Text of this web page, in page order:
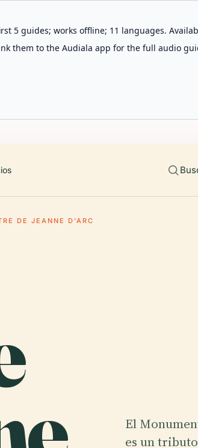
5 guides; works offline; 11 languages.
them to the Audiala app for the full audio
DE JEANNE D'ARC
El
es un